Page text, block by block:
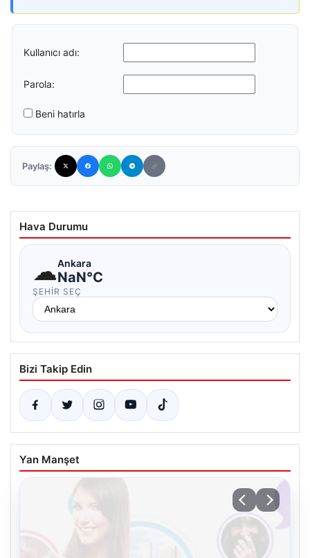
Kullanıcı adı:
Parola:
Beni hatırla
Paylaş:
Hava Durumu
☁Ankara
NaN°C
ŞEHIR SEÇ
Bizi Takip Edin
Yan Manşet